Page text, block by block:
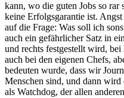
kann, wo die guten Jobs so rar
keine Erfolgsgarantie ist.
auf die Frage: Was soll ich
auch ein gefährlicher Satz in
und rechts festgestellt wird,
auch bei den eigenen Chefs,
bedeuten wurde, dass wir
Menschen sind, und dann
als Watchdog, der allen